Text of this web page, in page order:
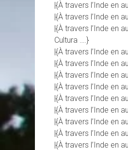
|{À travers l’Inde en
|{À travers l’Inde en
|{À travers l’Inde en
Cultura ….}
|{À travers l’Inde en
|{À travers l’Inde en
|{À travers l’Inde en
|{À travers l’Inde en
|{À travers l’Inde en
|{À travers l’Inde en
|{À travers l’Inde en
|{À travers l’Inde en
|{À travers l’Inde en